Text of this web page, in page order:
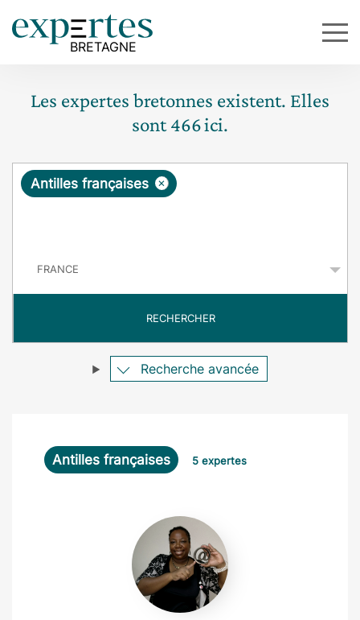
Les expertes bretonnes existent. Elles
sont466ici.
R
ê
e
×
Antilles françaises
RECHERCHER
Recherche avancée
Antilles françaises 5 expertes
Betty
Fausta